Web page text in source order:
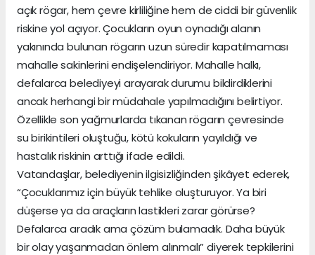
açık rögar, hem çevre kirliliğine hem de ciddi bir güvenlik
riskine yol açıyor. Çocukların oyun oynadığı alanın
yakınında bulunan rögarın uzun süredir kapatılmaması
mahalle sakinlerini endişelendiriyor. Mahalle halkı,
defalarca belediyeyi arayarak durumu bildirdiklerini
ancak herhangi bir müdahale yapılmadığını belirtiyor.
Özellikle son yağmurlarda tıkanan rögarın çevresinde
su birikintileri oluştuğu, kötü kokuların yayıldığı ve
hastalık riskinin arttığı ifade edildi.
Vatandaşlar, belediyenin ilgisizliğinden şikâyet ederek,
“Çocuklarımız için büyük tehlike oluşturuyor. Ya biri
düşerse ya da araçların lastikleri zarar görürse?
Defalarca aradık ama çözüm bulamadık. Daha büyük
bir olay yaşanmadan önlem alınmalı” diyerek tepkilerini